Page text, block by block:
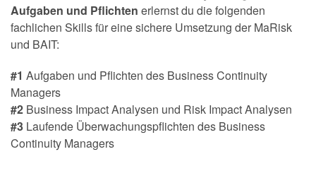
Aufgaben und Pflichten erlernst du die folgenden
fachlichen Skills für eine sichere Umsetzung der MaRisk
und BAIT:
#1 Aufgaben und Pflichten des Business Continuity
Managers
#2 Business Impact Analysen und Risk Impact Analysen
#3 Laufende Überwachungspflichten des Business
Continuity Managers